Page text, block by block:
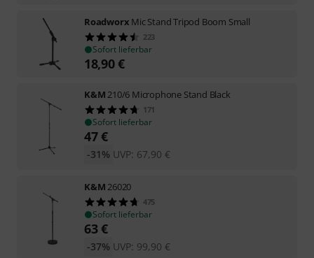
Roadworx Mic Stand Tripod Boom Small
223
Sofort lieferbar
18,90€
K&M 210/6 Microphone Stand Black
171
Sofort lieferbar
47€
UVP: 67,90 €
-31%
K&M 26020
475
Sofort lieferbar
63€
UVP: 99,90 €
-37%